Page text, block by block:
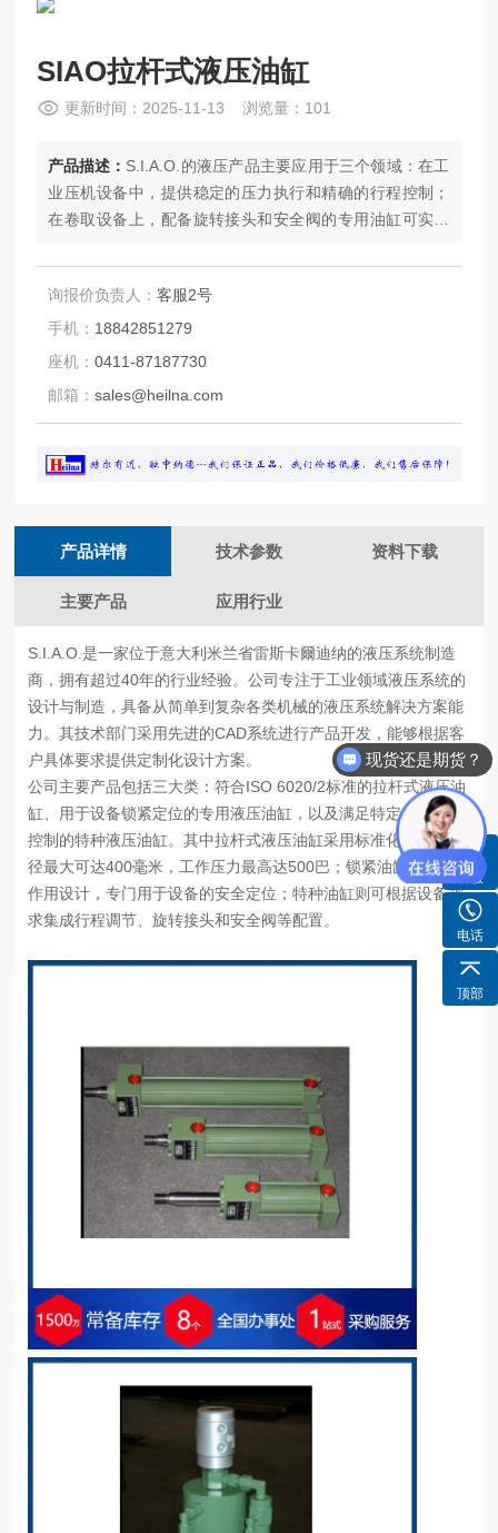
SIAO拉杆式液压油缸
更新时间：2025-11-13 浏览量：101
产品描述： S.I.A.O.的液压产品主要应用于三个领域：在工
业压机设备中，提供稳定的压力执行和精确的行程控制；
在卷取设备上，配备旋转接头和安全阀的专用油缸可实现
件提供安全可靠的定位锁紧功能。
询报价负责人：客服2号
手机： 18842851279
座机：0411-87187730
邮箱：sales@heilna.com
产品详情 技术参数 资料下载
主要产品 应用行业
S.I.A.O.是一家位于意大利米兰省雷斯卡爾迪纳的液压系统制造
商，拥有超过40年的行业经验。公司专注于工业领域液压系统的
设计与制造，具备从简单到复杂各类机械的液压系统解决方案能
力。其技术部门采用先进的CAD系统进行产品开发，能够根据客
户具体要求提供定制化设计方案。
公司主要产品包括三大类：符合ISO 6020/2标准的拉杆式液压油
缸、用于设备锁紧定位的专用液压油缸，以及满足特定机械动作
控制的特种液压油缸。其中拉杆式液压油缸采用标准化设计，缸
径最大可达400毫米，工作压力最高达500巴；锁紧油缸采用单
作用设计，专门用于设备的安全定位；特种油缸则可根据设备需
求集成行程调节、旋转接头和安全阀等配置。
客服
电话
顶部
现货还是期货？